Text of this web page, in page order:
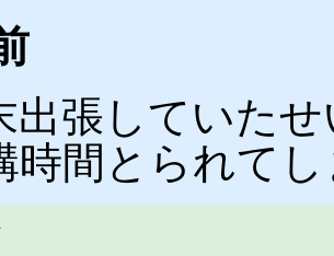
出張していた
時間とられて